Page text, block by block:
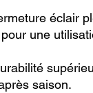
éclair
une
saison.